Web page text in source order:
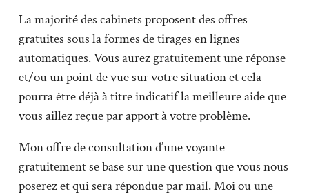
La majorité des cabinets proposent des offres
gratuites sous la formes de tirages en lignes
automatiques. Vous aurez gratuitement une réponse
et/ou un point de vue sur votre situation et cela
pourra être déjà à titre indicatif la meilleure aide que
vous aillez reçue par apport à votre problème.
Mon offre de consultation d’une voyante
gratuitement se base sur une question que vous nous
poserez et qui sera répondue par mail. Moi ou une